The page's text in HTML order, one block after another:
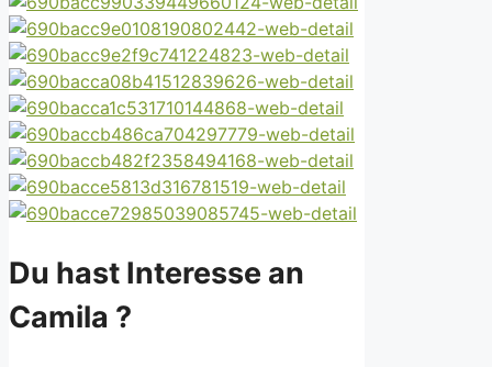
Du hast Interesse an
Camila ?